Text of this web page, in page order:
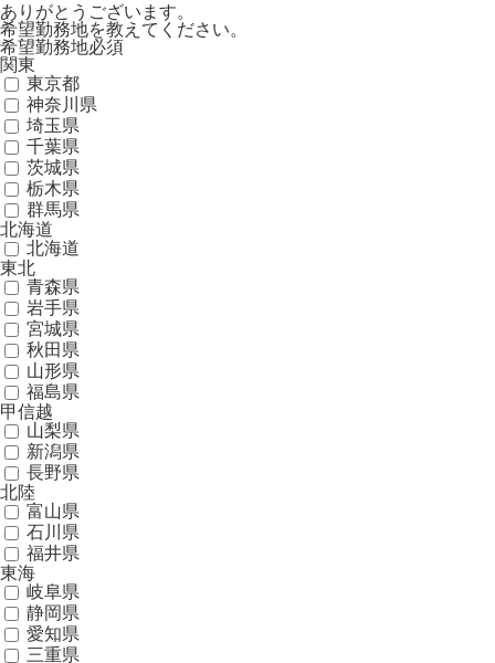
ありがとうございます。
希望勤務地を教えてください。
希望勤務地必須
関東
東京都
神奈川県
埼玉県
千葉県
茨城県
栃木県
群馬県
北海道
北海道
東北
青森県
岩手県
宮城県
秋田県
山形県
福島県
甲信越
山梨県
新潟県
長野県
北陸
富山県
石川県
福井県
東海
岐阜県
静岡県
愛知県
三重県